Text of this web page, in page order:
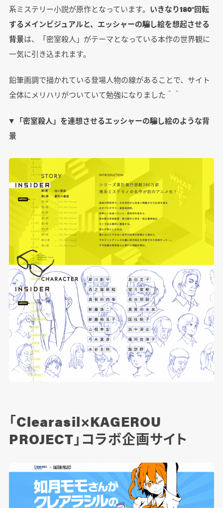
系ミステリー小説が原作となっています。 いきなり180°回転
するメインビジュアルと、エッシャーの騙し絵を想起させる
背景は、「密室殺人」がテーマとなっている本作の世界観に
一気に引き込まれます。
鉛筆画調で描かれている登場人物の線があることで、サイト
全体にメリハリがついていて勉強になりました＾＾
▼ 「密室殺人」を連想させるエッシャーの騙し絵のような背
景
「Clearasil×KAGEROU
PROJECT」コラボ企画サイト